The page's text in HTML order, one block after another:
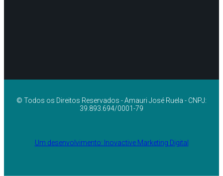
© Todos os Direitos Reservados - Amauri José Ruela - CNPJ:
39.893.694/0001-79
Um desenvolvimento: Inovactive Marketing Digital